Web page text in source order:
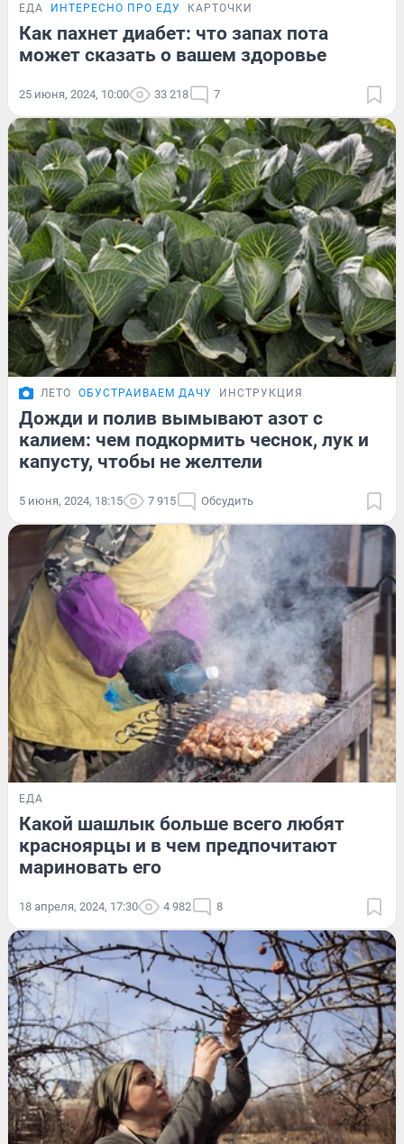
ЕДА ИНТЕРЕСНО ПРО ЕДУ КАРТОЧКИ
Как пахнет диабет: что запах пота
может сказать о вашем здоровье
25 июня, 2024, 10:00 33 218 7
ЛЕТО ОБУСТРАИВАЕМ ДАЧУ ИНСТРУКЦИЯ
Дожди и полив вымывают азот с
калием: чем подкормить чеснок, лук и
капусту, чтобы не желтели
5 июня, 2024, 18:15 7 915 Обсудить
ЕДА
Какой шашлык больше всего любят
красноярцы и в чем предпочитают
мариновать его
18 апреля, 2024, 17:30 4 982 8